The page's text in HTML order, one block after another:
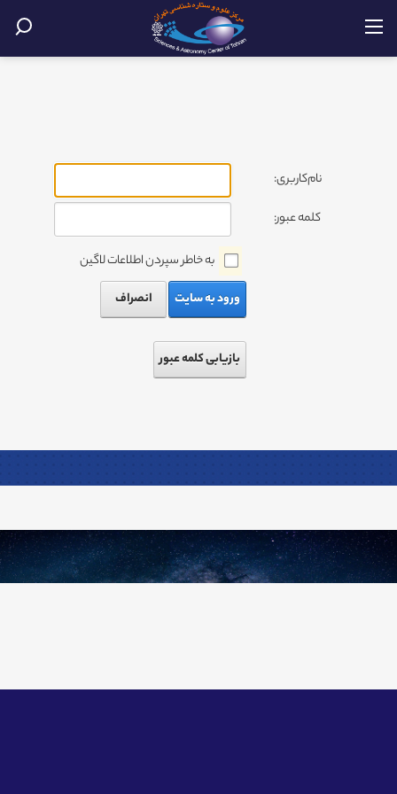
نام‌کاربری:
کلمه عبور:
به خاطر سپردن اطلاعات لاگین
ورود به سایت
انصراف
بازیابی کلمه عبور